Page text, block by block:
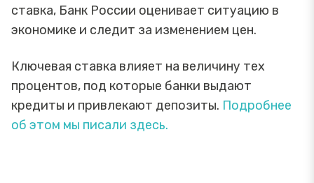
ставка, Банк России оценивает ситуацию в
экономике и следит за изменением цен.
Ключевая ставка влияет на величину тех
процентов, под которые банки выдают
кредиты и привлекают депозиты. Подробнее
об этом мы писали здесь.